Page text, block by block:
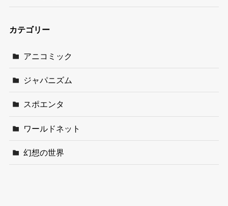
カテゴリー
アニコミック
ジャパニズム
スポエンタ
ワールドネット
幻想の世界